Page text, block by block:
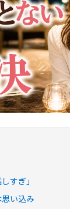
すぎ」
思い込み